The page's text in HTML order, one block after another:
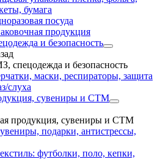
бумага
посуда
продукция
и безопасность
спецодежда и безопасность
маски, респираторы, защита
слуха
сувениры и СТМ
продукция, сувениры и СТМ
подарки, антистрессы,
футболки, поло, кепки,